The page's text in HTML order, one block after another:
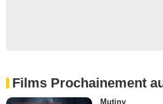
Films Prochainement
Mutiny